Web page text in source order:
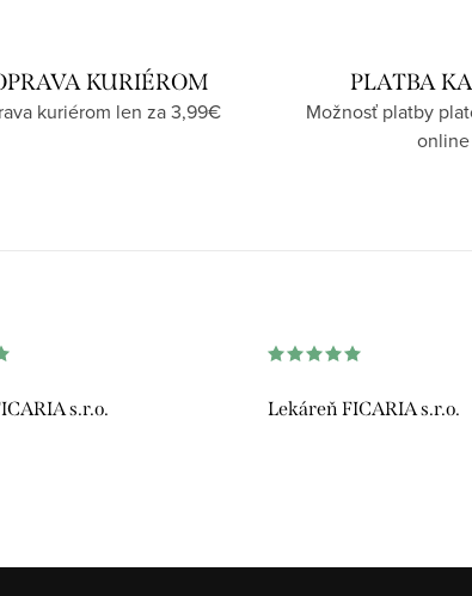
KURIÉROM
kuriérom len za 3,99€
PLATBA
Možnosť platby
online
s.r.o. Lekáreň FICARIA s.r.o.